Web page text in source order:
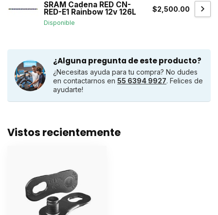
SRAM Cadena RED CN-
RED-E1 Rainbow 12v 126L
Disponible
$2,500.00
¿Alguna pregunta de este producto?
¿Necesitas ayuda para tu compra? No dudes
en contactarnos en 55 6394 9927. Felices de
ayudarte!
Vistos recientemente